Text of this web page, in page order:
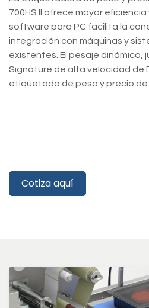
700HS ll ofrece mayor eficiencia
software para PC facilita la
integración con máquinas y
existentes. El pesaje
Signature de alta velocidad de
etiquetado de peso y precio de
Cotiza aquí